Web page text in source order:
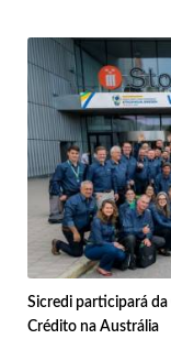
Sicredi participará
Crédito na Austrália